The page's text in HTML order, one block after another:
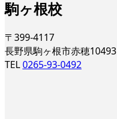
駒ヶ根校
〒399-4117
長野県駒ヶ根市赤穂10493
TEL0265-93-0492